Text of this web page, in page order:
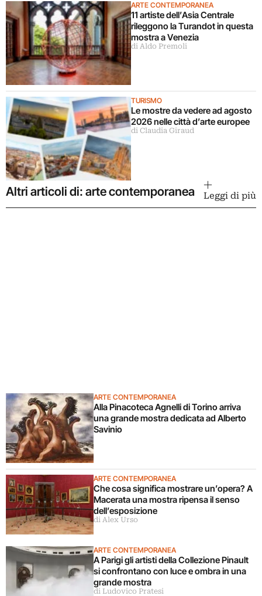
ARTE CONTEMPORANEA
11 artiste dell’Asia Centrale
rileggono la Turandot in questa
mostra a Venezia
di Aldo Premoli
TURISMO
Le mostre da vedere ad agosto
2026 nelle città d’arte europee
di Claudia Giraud
Altri articoli di: arte contemporanea Leggi di più
ARTE CONTEMPORANEA
Alla Pinacoteca Agnelli di Torino arriva
una grande mostra dedicata ad Alberto
Savinio
ARTE CONTEMPORANEA
Che cosa significa mostrare un’opera? A
Macerata una mostra ripensa il senso
dell’esposizione
di Alex Urso
ARTE CONTEMPORANEA
A Parigi gli artisti della Collezione Pinault
si confrontano con luce e ombra in una
grande mostra
di Ludovico Pratesi